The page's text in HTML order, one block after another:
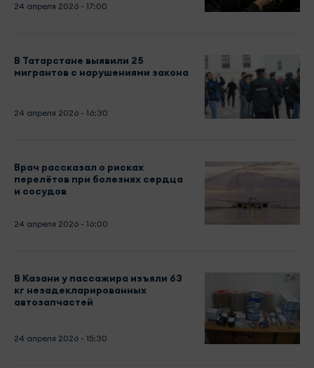
24 апреля 2026 - 17:00
В Татарстане выявили 25
мигрантов с нарушениями закона
24 апреля 2026 - 16:30
Врач рассказал о рисках
перелётов при болезнях сердца
и сосудов
24 апреля 2026 - 16:00
В Казани у пассажира изъяли 63
кг незадекларированных
автозапчастей
24 апреля 2026 - 15:30